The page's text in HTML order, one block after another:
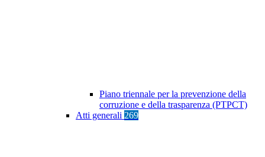
Piano triennale per la prevenzione della
corruzione e della trasparenza (PTPCT)
Atti generali 269